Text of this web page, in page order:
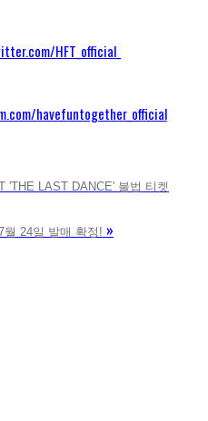
HFT_official_
havefuntogether_official
'THE LAST DANCE' 불법 티켓
월 24일 발매 확정! »